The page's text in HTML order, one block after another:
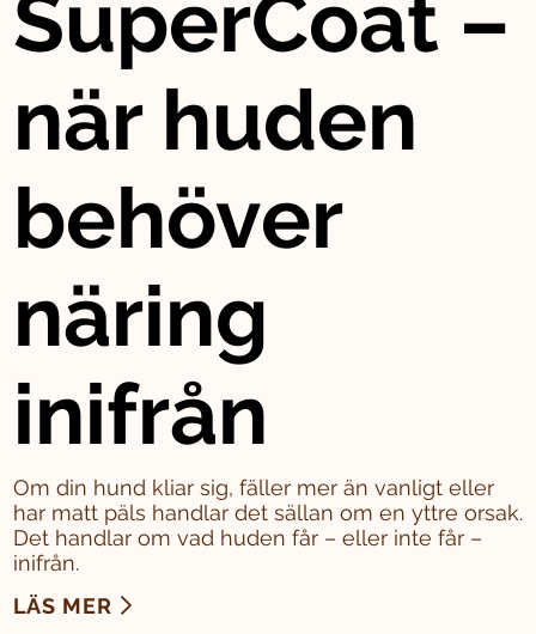
SuperCoat –
när huden
behöver
näring
inifrån
Om din hund kliar sig, fäller mer än vanligt eller
har matt päls handlar det sällan om en yttre orsak.
Det handlar om vad huden får – eller inte får –
inifrån.
LÄS MER